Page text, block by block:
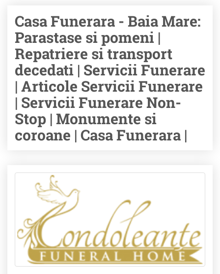
Casa Funerara - Baia Mare:
Parastase si pomeni |
Repatriere si transport
decedati | Servicii Funerare
| Articole Servicii Funerare
| Servicii Funerare Non-
Stop | Monumente si
coroane | Casa Funerara |